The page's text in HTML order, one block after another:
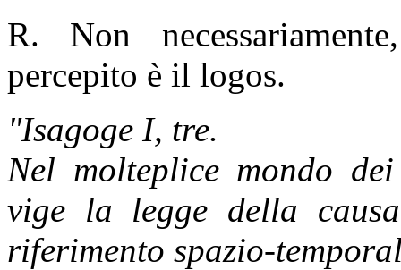
R. Non
percepito è il logos.
"Isagoge I, tre.
Nel molteplice mondo
vige la legge della
riferimento spazio-